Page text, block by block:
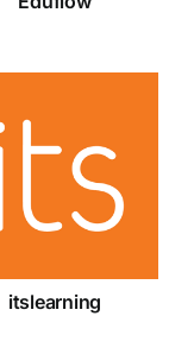
itslearning
itslearning